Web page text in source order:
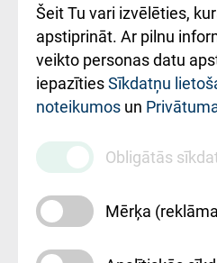
Rekvizīti un
ārstniecības
iestādes kods
010000234
Maksas
pakalpojumu
cenrādis
Šeit Tu vari izvēlēties,
apstiprināt. Ar pilnu
veikto personas datu
iepazītiesSīkdatņu
noteikumos un
Obligātās
Mērķa